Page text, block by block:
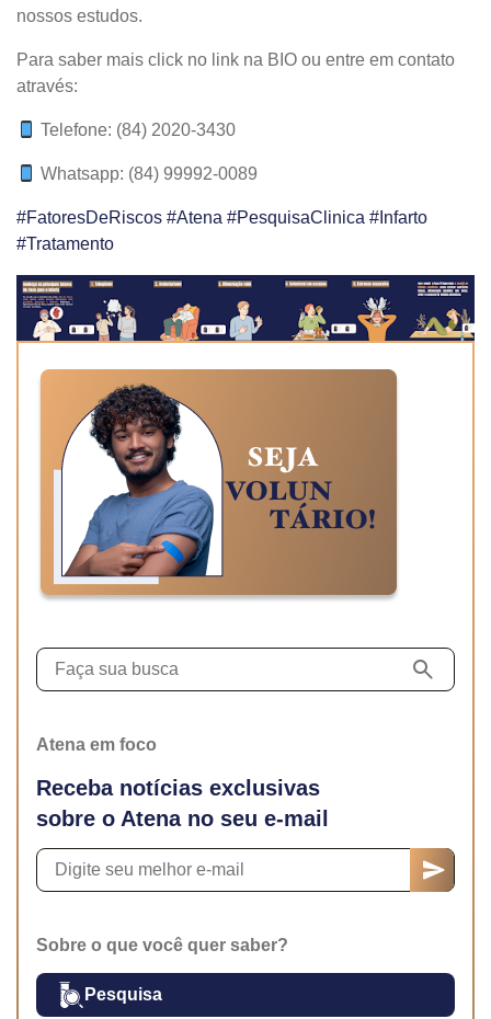
nossos estudos.
Para saber mais click no link na BIO ou entre em contato
através:
Telefone: (84) 2020-3430
Whatsapp: (84) 99992-0089
#FatoresDeRiscos #Atena #PesquisaClinica #Infarto
#Tratamento
Atena em foco
Receba notícias exclusivas
sobre o Atena no seu e-mail
Sobre o que você quer saber?
Pesquisa